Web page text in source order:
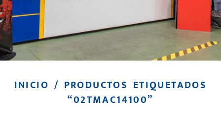
INICIO / PRODUCTOS ETIQUETADOS
“02TMAC14100”